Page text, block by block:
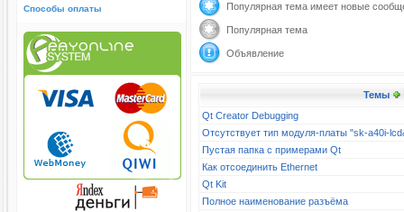
Способы оплаты Популярная тема имеет новые
Популярная тема
Объявление
Темы
Qt Creator Debugging
Отсутствует тип модуля-платы "sk-a40i-
Пустая папка с примерами Qt
Как отсоединить Ethernet
Qt Kit
Полное наименование разъёма